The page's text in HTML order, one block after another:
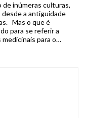
inúmeras culturas,
a antiguidade
Mas o que é
para se referir a
para o